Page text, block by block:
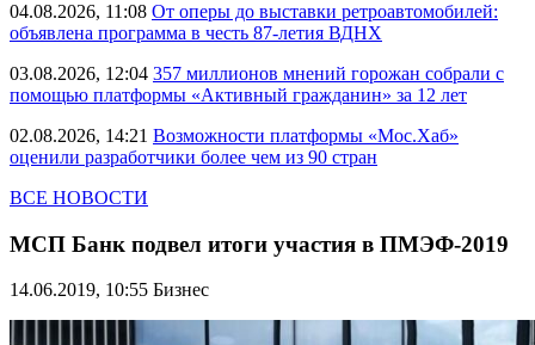
04.08.2026, 11:08 От оперы до выставки ретроавтомобилей:
объявлена программа в честь 87-летия ВДНХ
03.08.2026, 12:04 357 миллионов мнений горожан собрали с
помощью платформы «Активный гражданин» за 12 лет
02.08.2026, 14:21 Возможности платформы «Мос.Хаб»
оценили разработчики более чем из 90 стран
ВСЕ НОВОСТИ
МСП Банк подвел итоги участия в ПМЭФ-2019
14.06.2019, 10:55 Бизнес